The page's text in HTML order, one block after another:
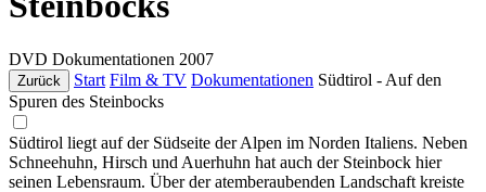
DVD Dokumentationen 2007
Zurück Start Film & TV Dokumentationen Südtirol - Auf den
Spuren des Steinbocks
Südtirol liegt auf der Südseite der Alpen im Norden Italiens. Neben
Schneehuhn, Hirsch und Auerhuhn hat auch der Steinbock hier
seinen Lebensraum. Über der atemberaubenden Landschaft kreiste